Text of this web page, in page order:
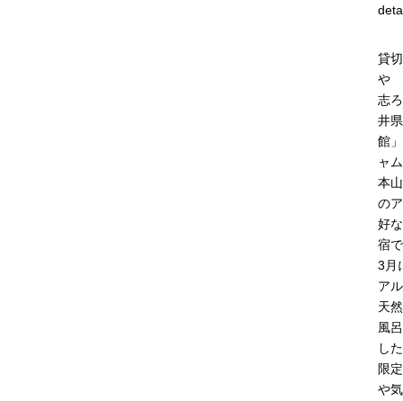
貸
や
志
井
館
ャ
本
の
好
宿
3月
ア
天
風
し
限
や